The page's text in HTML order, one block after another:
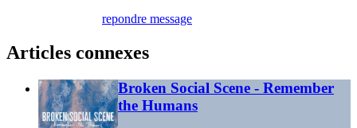
repondre message
Articles connexes
Broken Social Scene - Remember
the Humans